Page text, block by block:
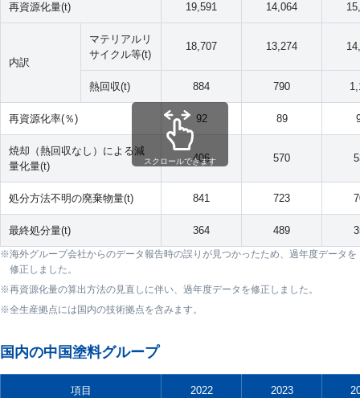
再資源化量(t) 19,591 14,064
内訳
マテリアルリ
サイクル等(t)
18,707 13,274
熱回収(t) 884 790
再資源化率(％) 92 89
焼却（熱回収なし）による減
量化量(t)
406 570
処分方法不明の廃棄物量(t) 841 723
最終処分量(t) 364 489
スクロールできます
海外グループ会社からのデータ報告時の誤りが見つかったため、過年度データを
修正しました。
再資源化量の算出方法の見直しに伴い、過年度データを修正しました。
全生産拠点には国内の技術拠点を含みます。
国内の中国塗料グループ
項目 2022 2023